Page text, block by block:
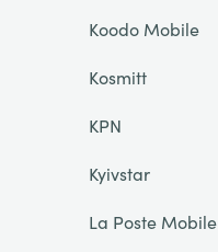
Koodo Mobile
Kosmitt
KPN
Kyivstar
La Poste Mobile